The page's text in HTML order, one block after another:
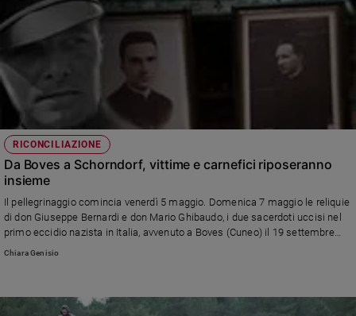
RICONCILIAZIONE
Da Boves a Schorndorf, vittime e carnefici riposeranno
insieme
Il pellegrinaggio comincia venerdì 5 maggio. Domenica 7 maggio le reliquie
di don Giuseppe Bernardi e don Mario Ghibaudo, i due sacerdoti uccisi nel
primo eccidio nazista in Italia, avvenuto a Boves (Cuneo) il 19 settembre
1943, vengono solennemente poste accanto al sepolcro di Joachim Peiper,
Chiara Genisio